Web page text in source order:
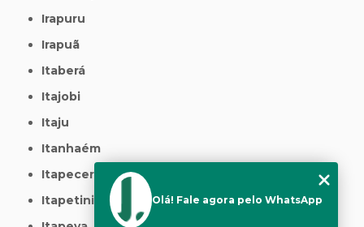
Irapuru
Irapuã
Itaberá
Itajobi
Itaju
Itanhaém
Itapecerica da Serra
Itapetininga
Olá! Fale agora pelo WhatsApp